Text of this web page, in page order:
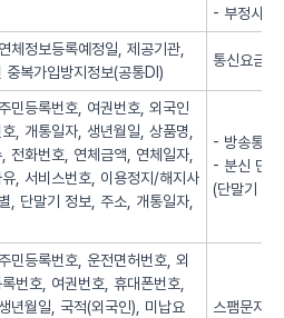
- 부정사용
체정보등록예정일, 제공기관,
중복가입방지정보(공통DI)
통신요금
민등록번호, 여권번호, 외국인
, 개통일자, 생년월일, 상품명,
전화번호, 연체금액, 연체일자,
유, 서비스번호, 이용정지/해지사
, 단말기 정보, 주소, 개통일자,
- 방송통신
- 분신 단
(단말기 분
민등록번호, 운전면허번호, 외
번호, 여권번호, 휴대폰번호,
년월일, 국적(외국인), 미납요
스팸문자